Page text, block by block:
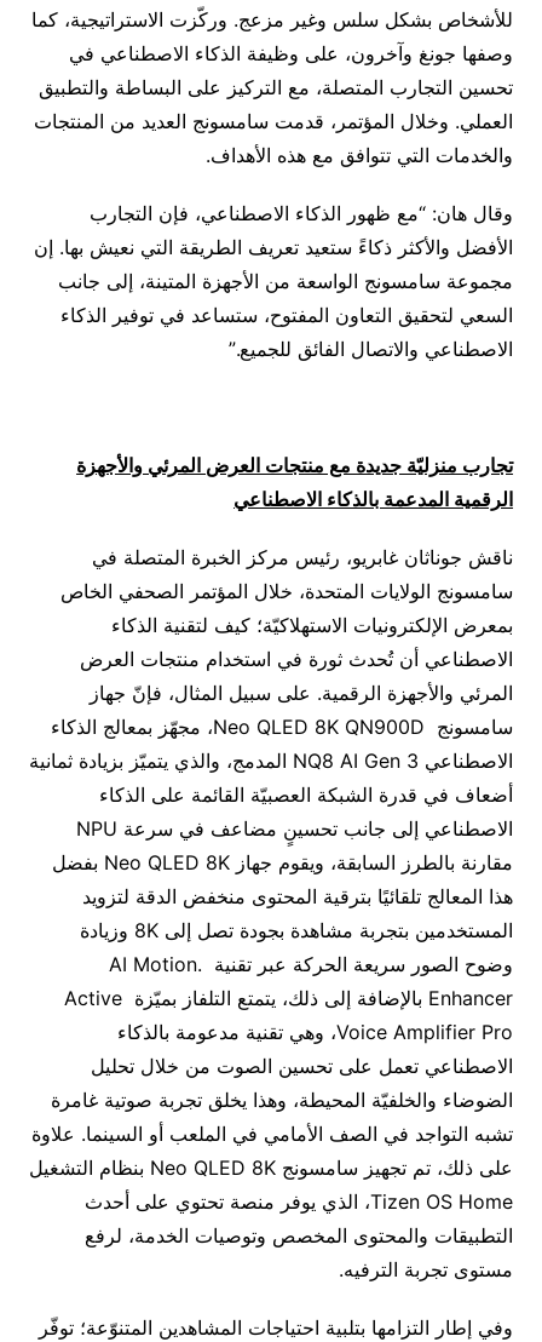
للأشخاص بشكل سلس وغير مزعج. وركّزت الاستراتيجية، كما
وصفها جونغ وآخرون، على وظيفة الذكاء الاصطناعي في
تحسين التجارب المتصلة، مع التركيز على البساطة والتطبيق
العملي. وخلال المؤتمر، قدمت سامسونج العديد من المنتجات
والخدمات التي تتوافق مع هذه الأهداف.
وقال هان: “مع ظهور الذكاء الاصطناعي، فإن التجارب
الأفضل والأكثر ذكاءً ستعيد تعريف الطريقة التي نعيش بها. إن
مجموعة سامسونج الواسعة من الأجهزة المتينة، إلى جانب
السعي لتحقيق التعاون المفتوح، ستساعد في توفير الذكاء
الاصطناعي والاتصال الفائق للجميع.”
تجارب منزليّة جديدة مع منتجات العرض المرئي والأجهزة
الرقمية المدعمة بالذكاء الاصطناعي
ناقش جوناثان غابريو، رئيس مركز الخبرة المتصلة في
سامسونج الولايات المتحدة، خلال المؤتمر الصحفي الخاص
بمعرض الإلكترونيات الاستهلاكيّة؛ كيف لتقنية الذكاء
الاصطناعي أن تُحدث ثورة في استخدام منتجات العرض
المرئي والأجهزة الرقمية. على سبيل المثال، فإنّ جهاز
سامسونج Neo QLED 8K QN900D، مجهّز بمعالج الذكاء
الاصطناعي NQ8 AI Gen 3 المدمج، والذي يتميّز بزيادة ثمانية
أضعاف في قدرة الشبكة العصبيّة القائمة على الذكاء
الاصطناعي إلى جانب تحسينٍ مضاعف في سرعة NPU
مقارنة بالطرز السابقة، ويقوم جهاز Neo QLED 8K بفضل
هذا المعالج تلقائيًا بترقية المحتوى منخفض الدقة لتزويد
المستخدمين بتجربة مشاهدة بجودة تصل إلى 8K وزيادة
وضوح الصور سريعة الحركة عبر تقنية .AI Motion
Enhancer بالإضافة إلى ذلك، يتمتع التلفاز بميّزة Active
Voice Amplifier Pro، وهي تقنية مدعومة بالذكاء
الاصطناعي تعمل على تحسين الصوت من خلال تحليل
الضوضاء والخلفيّة المحيطة، وهذا يخلق تجربة صوتية غامرة
تشبه التواجد في الصف الأمامي في الملعب أو السينما. علاوة
على ذلك، تم تجهيز سامسونج Neo QLED 8K بنظام التشغيل
Tizen OS Home، الذي يوفر منصة تحتوي على أحدث
التطبيقات والمحتوى المخصص وتوصيات الخدمة، لرفع
مستوى تجربة الترفيه.
وفي إطار التزامها بتلبية احتياجات المشاهدين المتنوّعة؛ توفّر